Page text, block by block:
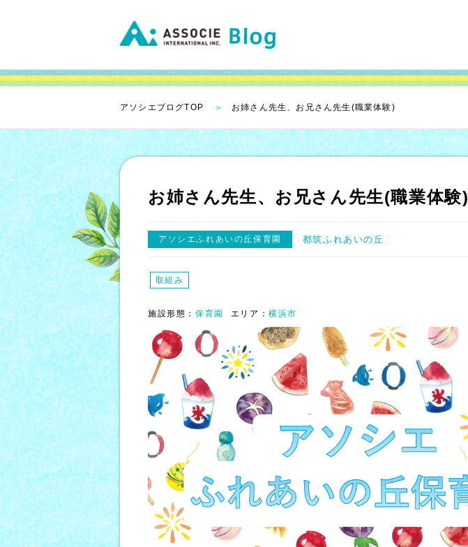
アソシエブログTOP お姉さん先生、お兄さん先生(職業体験)
お姉さん先生、お兄さん先生(職業体験)
アソシエふれあいの丘保育園 都筑ふれあいの丘
取組み
施設形態： 保育園 エリア：横浜市